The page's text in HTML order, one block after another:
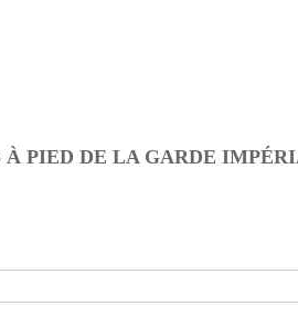
PIED DE LA GARDE